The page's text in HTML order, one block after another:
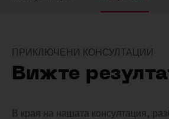
ПРИКЛЮЧЕНИ КОНСУЛТАЦИИ
Вижте
В края на нашата консултация,